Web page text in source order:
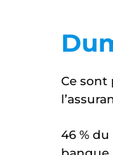
Ce sont
46 %